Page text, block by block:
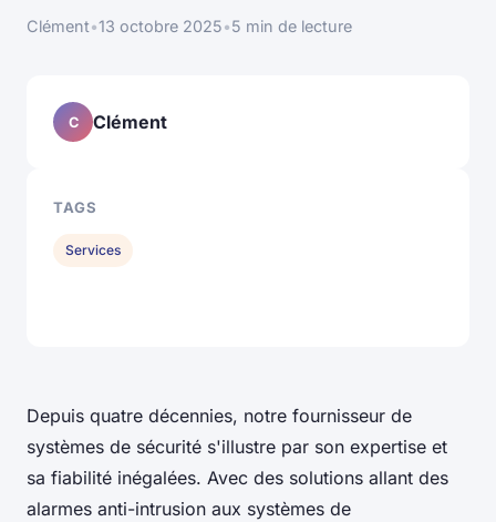
Clément•13 octobre 2025•5 min de lecture
Depuis quatre décennies, notre fournisseur de
systèmes de sécurité s'illustre par son expertise et
sa fiabilité inégalées. Avec des solutions allant des
alarmes anti-intrusion aux systèmes de
C Clément
TAGS
Services